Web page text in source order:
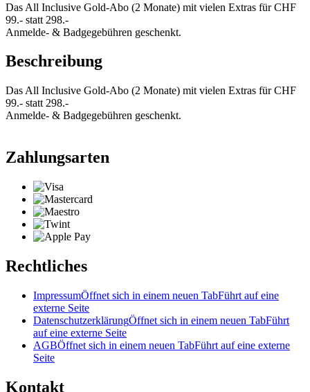
Das All Inclusive Gold-Abo (2 Monate) mit vielen Extras für CHF
99.- statt 298.-
Anmelde- & Badgegebühren geschenkt.
Beschreibung
Das All Inclusive Gold-Abo (2 Monate) mit vielen Extras für CHF
99.- statt 298.-
Anmelde- & Badgegebühren geschenkt.
Zahlungsarten
Rechtliches
ImpressumÖffnet sich in einem neuen TabFührt auf eine
externe Seite
DatenschutzerklärungÖffnet sich in einem neuen TabFührt
auf eine externe Seite
AGBÖffnet sich in einem neuen TabFührt auf eine externe
Seite
Kontakt